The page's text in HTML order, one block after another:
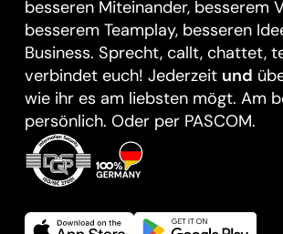
besseren Miteinander, besserem
besserem Teamplay, besseren
Business. Sprecht, callt, chattet,
verbindet euch! Jederzeit und
wie ihr es am liebsten mögt. Am
persönlich. Oder per PASCOM.